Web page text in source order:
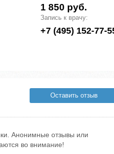
1 850 руб.
Запись к врачу:
+7 (495) 152-77-
Оставить отзыв
Анонимные отзывы или
во внимание!